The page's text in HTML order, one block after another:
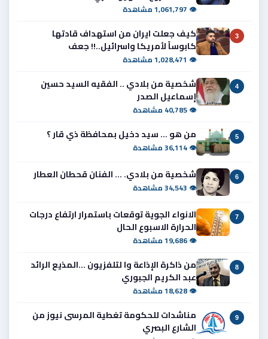
👁 1,061,797 مشاهدة
3
كيف جعلت ايران من استهداف قادتها
كابوساً لأمريكا واسرائيل..!! جعف
👁 1,028,471 مشاهدة
4
شخصية من بلادي .. الفقيه السيد حسين
إسماعيل الصدر
👁 40,785 مشاهدة
5 من هو ... سيد دخيل بمحافظة ذي قار ؟
👁 36,114 مشاهدة
6 شخصية من بلادي. ... الفنان قحطان العطار
👁 34,543 مشاهدة
7
الانواء الجوية توقعات باستمرار ارتفاع درجات
الحرارة الاسبوع الحال
👁 19,686 مشاهدة
8
من ذاكرة الإذاعة وا لتلفزيون ...المذيع الرائد
عبد الكريم الجبوري
👁 18,628 مشاهدة
9
مناشدات للحكومة تغطية المرسى نيوز من
الشارع البصري